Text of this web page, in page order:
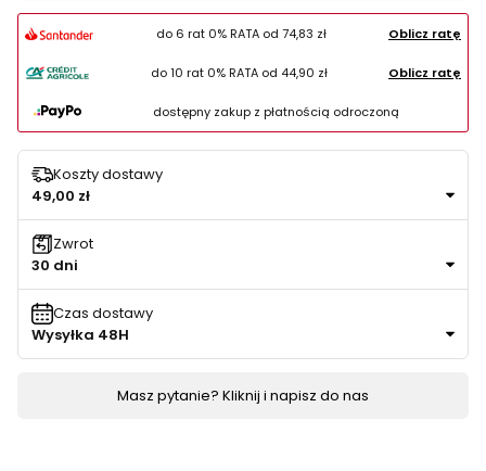
do 6 rat 0% RATA od 74,83 zł Oblicz ratę
do 10 rat 0% RATA od 44,90 zł Oblicz ratę
dostępny zakup z płatnością odroczoną
Koszty dostawy
49,00 zł
Zwrot
30 dni
Czas dostawy
Wysyłka 48H
Masz pytanie? Kliknij i napisz do nas